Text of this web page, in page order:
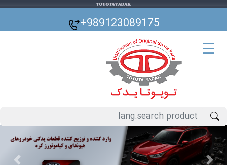
🌙 +989123089175
☰
Previous Next